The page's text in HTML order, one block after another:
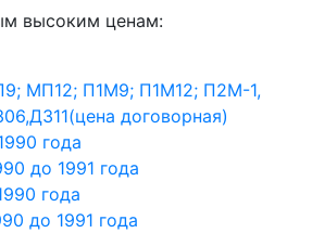
высоким ценам:
МП12; П1М9; П1М12; П2М-1,
договорная)
года
до 1991 года
года
до 1991 года